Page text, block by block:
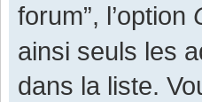
forum”, l’option
ainsi seuls les
dans la liste.